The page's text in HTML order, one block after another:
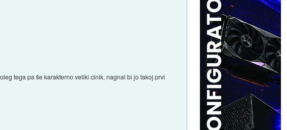
tega pa še karakterno veliki cinik, nagnal bi jo takoj prvi